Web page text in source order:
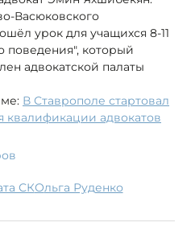
Васюковского
урок для учащихся 8-11
поведения", который
адвокатской палаты
В Ставрополе стартовал
адвокатов
СК Ольга Руденко